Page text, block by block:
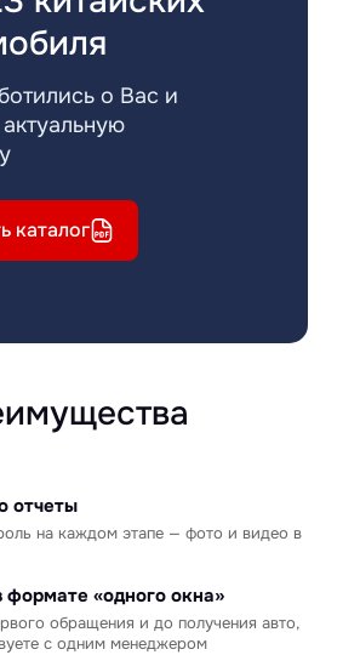
о Вас и
каталог
отчеты
на каждом этапе — фото и видео в
формате «одного окна»
обращения и до получения авто,
с одним менеджером